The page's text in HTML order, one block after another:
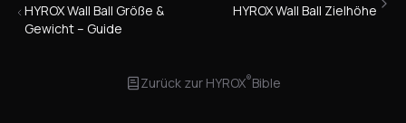
HYROX Wall Ball Größe &
Gewicht – Guide
HYROX Wall Ball Zielhöhe
Zurück zurHYROX®Bible